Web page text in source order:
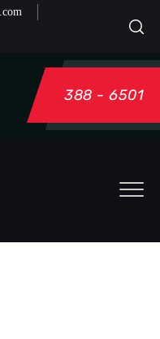
388 - 6501